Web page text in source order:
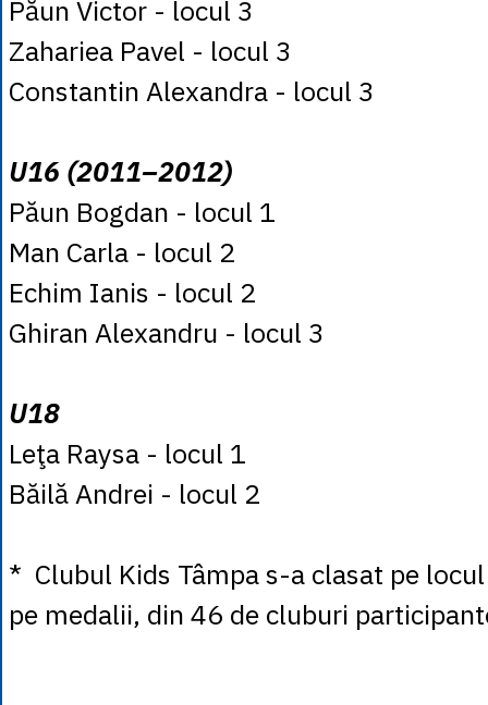
Păun Victor - locul 3
Zahariea Pavel - locul 3
Constantin Alexandra - locul 3
U16 (2011–2012)
Păun Bogdan - locul 1
Man Carla - locul 2
Echim Ianis - locul 2
Ghiran Alexandru - locul 3
U18
Leţa Raysa - locul 1
Băilă Andrei - locul 2
* Clubul Kids Tâmpa s-a clasat pe
pe medalii, din 46 de cluburi